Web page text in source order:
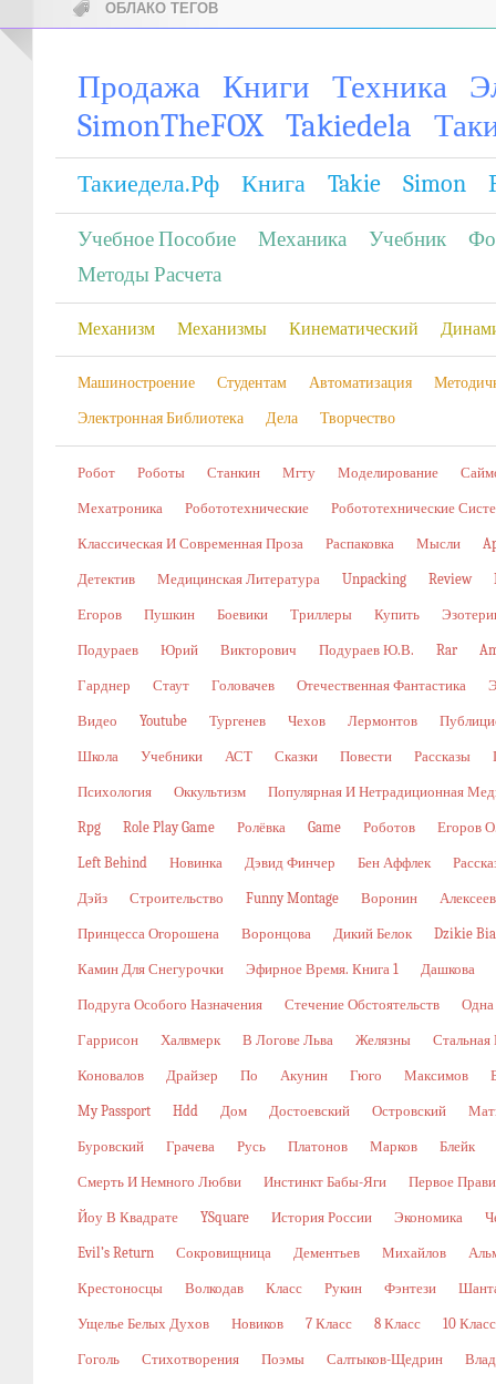
ОБЛАКО ТЕГОВ
Продажа Книги Техника
SimonTheFOX
Takiedela
Такиедела.рф Книга Takie Simon
Учебное Пособие Механика Учебник
Методы Расчета
Механизм Механизмы Кинематический
Машиностроение Студентам Автоматизация
Электронная Библиотека
Дела Творчество
Робот Роботы Станкин Мгту Моделирование
Мехатроника Робототехнические Робототехнические
Классическая И Современная Проза Распаковка Мысли
Детектив Медицинская Литература Unpacking Review
Егоров Пушкин Боевики Триллеры Купить
Подураев Юрий Викторович Подураев Ю.В. Rar
Гарднер Стаут Головачев Отечественная Фантастика
Видео Youtube Тургенев Чехов Лермонтов
Школа Учебники АСТ Сказки Повести Рассказы
Психология Оккультизм Популярная И Нетрадиционная
Rpg Role Play Game Ролёвка Game Роботов Егоров
Left Behind Новинка Дэвид Финчер Бен Аффлек
Дэйз Строительство Funny Montage Воронин Алексеев
Принцесса Огорошена Воронцова Дикий Белок Dzikie
Камин Для Снегурочки Эфирное Время. Книга 1 Дашкова
Подруга Особого Назначения Стечение Обстоятельств Одна
Гаррисон Халвмерк В Логове Льва Желязны
Коновалов Драйзер По Акунин Гюго Максимов
My Passport Hdd Дом Достоевский Островский
Буровский Грачева Русь Платонов Марков Блейк
Смерть И Немного Любви Инстинкт Бабы-Яги Первое
Йоу В Квадрате YSquare История России Экономика
Evil’s Return Сокровищница Дементьев Михайлов
Крестоносцы Волкодав Класс Рукин Фэнтези
Ущелье Белых Духов Новиков 7 Класс 8 Класс 10 Класс
Гоголь Стихотворения Поэмы Салтыков-Щедрин